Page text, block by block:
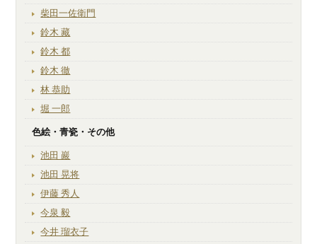
柴田一佐衛門
鈴木 藏
鈴木 都
鈴木 徹
林 恭助
堀 一郎
色絵・青瓷・その他
池田 巖
池田 晃将
伊藤 秀人
今泉 毅
今井 瑠衣子